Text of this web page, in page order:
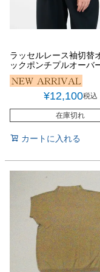
ラッセルレース袖切替
ックポンチプルオーバ
¥12,100税込
在庫切れ
カートに入れる